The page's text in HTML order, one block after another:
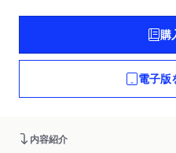
購
電子版
内容紹介